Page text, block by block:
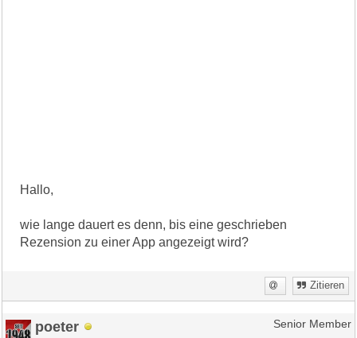
Hallo,
wie lange dauert es denn, bis eine geschrieben
Rezension zu einer App angezeigt wird?
Zitieren
poeter Senior Member